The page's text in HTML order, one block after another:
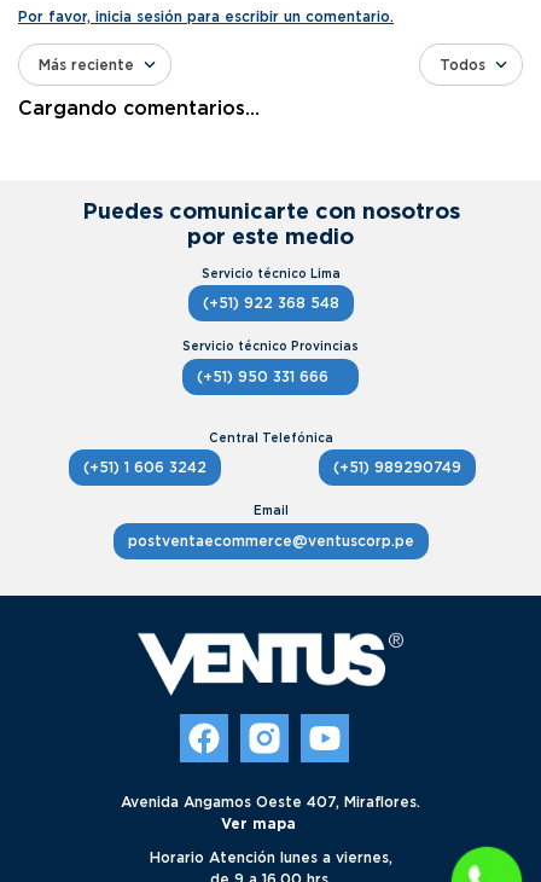
Por favor, inicia sesión para escribir un comentario.
Más reciente Todos
Cargando comentarios…
Puedes comunicarte con nosotros
por este medio
(+51) 922 368 548
(+51) 950 331 666
(+51) 1 606 3242 (+51) 989290749
postventaecommerce@ventuscorp.pe
Avenida Angamos Oeste 407, Miraflores.
Ver mapa
Horario Atención lunes a viernes,